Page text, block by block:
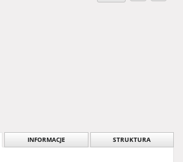
INFORMACJE STRUKTURA